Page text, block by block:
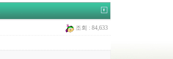
조회 : 84,633